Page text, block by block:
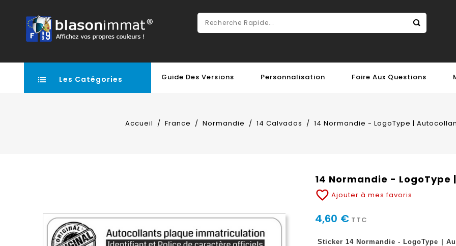
Les Catégories Guide Des Versions Personnalisation Foire Aux Questions
Accueil France Normandie 14 Calvados 14 Normandie - LogoType |
14 Normandie -
favorite_border Ajouter à mes favoris
4,60 € TTC
Sticker 14 Normandie - LogoType |